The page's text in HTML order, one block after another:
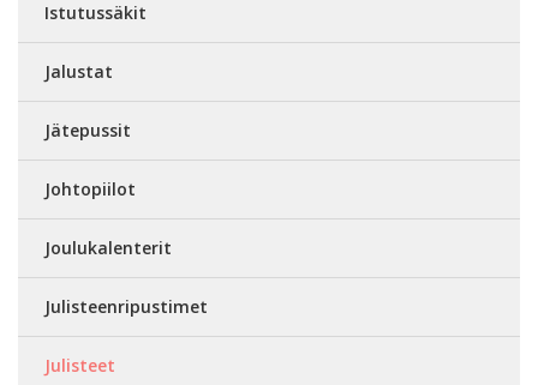
Istutussäkit
Jalustat
Jätepussit
Johtopiilot
Joulukalenterit
Julisteenripustimet
Julisteet